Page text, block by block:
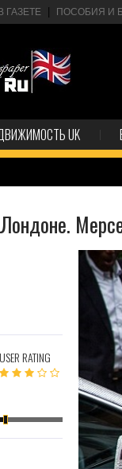
ГАЗЕТЕ ПОСОБИЯ И
UK
USER RATING